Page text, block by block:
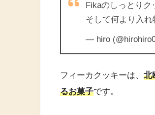
Fikaのしっとり
そして何より入
— hiro
フィーカクッキーは、 北
るお菓子です。